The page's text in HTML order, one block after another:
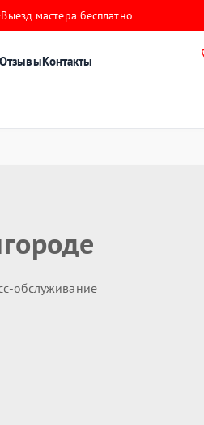
Выезд мастера бесплатно
ОтзывыКонтакты
обслуживание